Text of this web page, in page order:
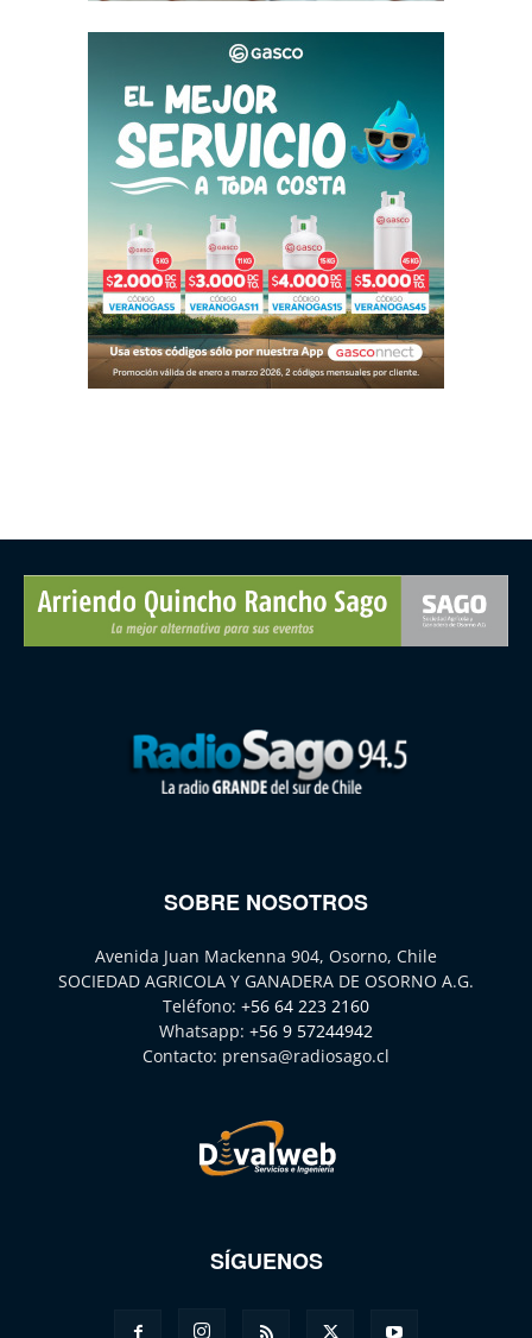
SOBRE NOSOTROS
Avenida Juan Mackenna 904, Osorno, Chile
SOCIEDAD AGRICOLA Y GANADERA DE OSORNO A.G.
Teléfono: +56 64 223 2160
Whatsapp: +56 9 57244942
Contacto: prensa@radiosago.cl
SÍGUENOS